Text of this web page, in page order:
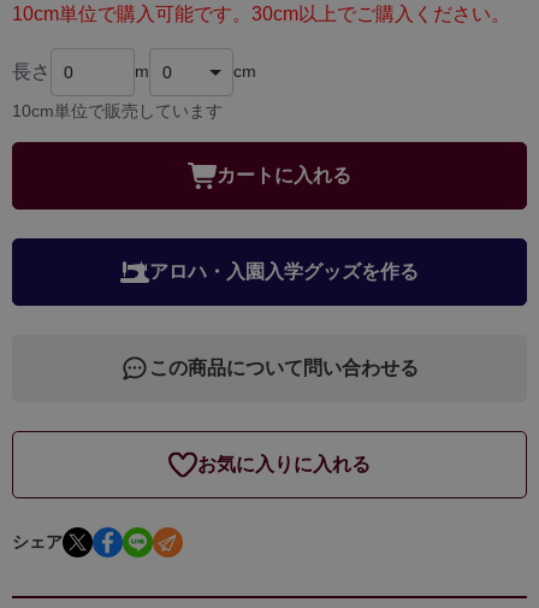
10cm単位で購入可能です。30cm以上でご購入ください。
長さ m cm
10cm単位で販売しています
カートに入れる
アロハ・入園入学グッズを作る
この商品について問い合わせる
お気に入りに入れる
シェア